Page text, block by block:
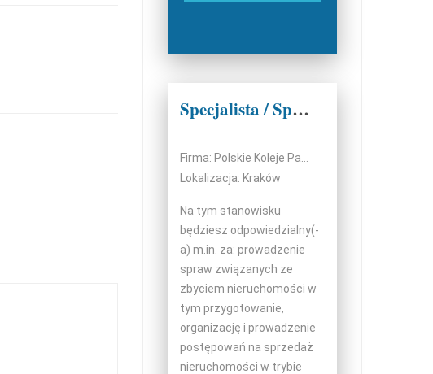
Specjalista / Specjalistka w Wydziale Sprzedaży
Lokalizacja: Kraków
Na tym stanowisku
będziesz odpowiedzialny(-
a) m.in. za: prowadzenie
spraw związanych ze
zbyciem nieruchomości w
tym przygotowanie,
organizację i prowadzenie
postępowań na sprzedaż
nieruchomości w trybie